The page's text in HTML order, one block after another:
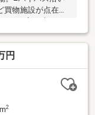
物施設が点在し
込み代11万円別
円
2